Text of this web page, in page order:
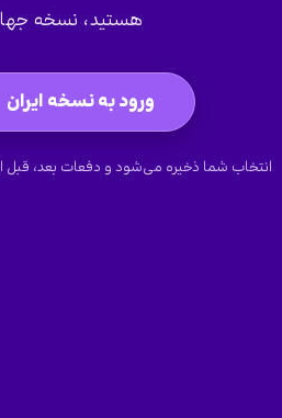
هستید، نسخه
ورود به نسخه ایران
انتخاب شما ذخیره می‌شود و دفعات بعد،